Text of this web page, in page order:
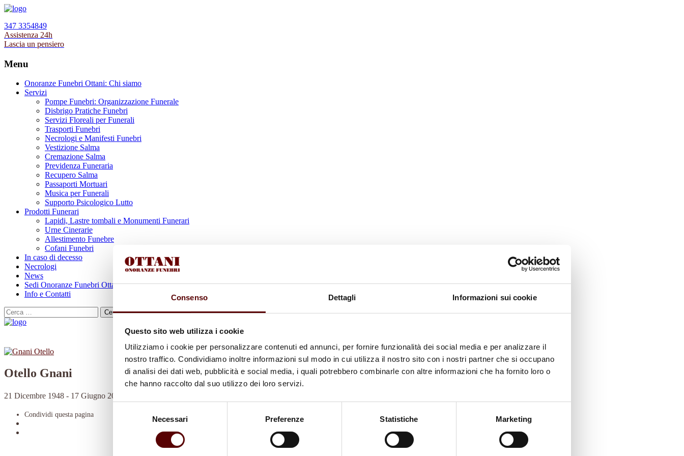
Consenso Dettagli Informazioni sui cookie
Questo sito web utilizza i cookie
Utilizziamo i cookie per personalizzare contenuti ed annunci, per fornire funzionalità dei social media e per analizzare il
nostro traffico. Condividiamo inoltre informazioni sul modo in cui utilizza il nostro sito con i nostri partner che si occupano
di analisi dei dati web, pubblicità e social media, i quali potrebbero combinarle con altre informazioni che ha fornito loro o
che hanno raccolto dal suo utilizzo dei loro servizi.
Necessari Preferenze Statistiche Marketing
347 3354849
Assistenza 24h
Lascia un pensiero
Menu
Onoranze Funebri Ottani: Chi siamo
Servizi
Pompe Funebri: Organizzazione Funerale
Disbrigo Pratiche Funebri
Servizi Floreali per Funerali
Trasporti Funebri
Necrologi e Manifesti Funebri
Vestizione Salma
Cremazione Salma
Previdenza Funeraria
Recupero Salma
Passaporti Mortuari
Musica per Funerali
Supporto Psicologico Lutto
Prodotti Funerari
Lapidi, Lastre tombali e Monumenti Funerari
Urne Cinerarie
Allestimento Funebre
Cofani Funebri
In caso di decesso
Necrologi
News
Sedi Onoranze Funebri Ottani
Info e Contatti
Cerca
per:
Otello Gnani
21 Dicembre 1948 - 17 Giugno 2023
Condividi questa pagina